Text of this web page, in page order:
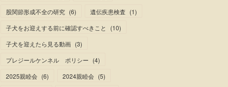
股関節形成不全の研究 (6) 遺伝疾患検査 (1)
子犬をお迎えする前に確認すべきこと
(10)
子犬を迎えたら見る動画 (3)
プレジールケンネル ポリシー (4)
2025親睦会 (6) 2024親睦会 (5)